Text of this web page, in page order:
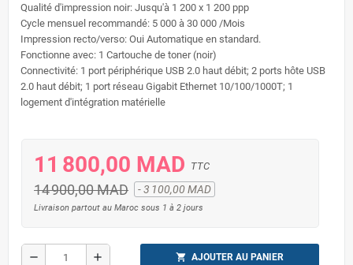
Qualité d'impression noir: Jusqu'à 1 200 x 1 200 ppp
Cycle mensuel recommandé: 5 000 à 30 000 /Mois
Impression recto/verso: Oui Automatique en standard.
Fonctionne avec: 1 Cartouche de toner (noir)
Connectivité: 1 port périphérique USB 2.0 haut débit; 2 ports hôte USB
2.0 haut débit; 1 port réseau Gigabit Ethernet 10/100/1000T; 1
logement d'intégration matérielle
11 800,00 MAD TTC
14 900,00 MAD - 3 100,00 MAD
Livraison partout au Maroc sous 1 à 2 jours
remove add shopping_cart AJOUTER AU PANIER